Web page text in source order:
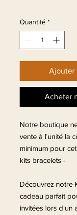
Quantité *
Ajouter
Acheter
Notre boutique
vente à l'unité la
minimum pour
kits bracelets -
Découvrez notre
cadeau parfait
invitées lors d'un